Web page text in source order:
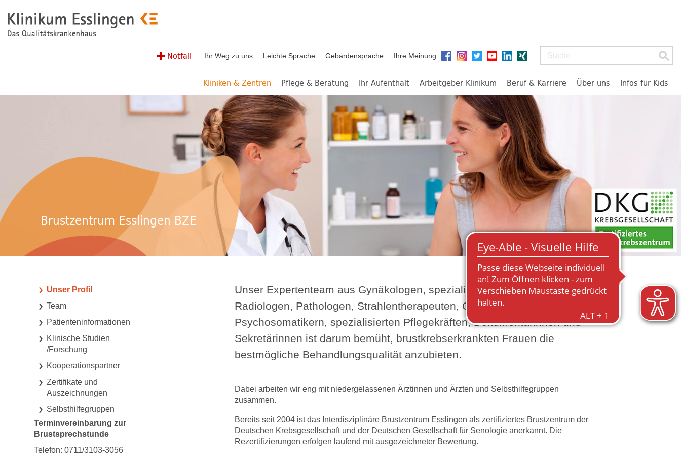
Notfall Ihr Weg zu uns Leichte Sprache Gebärdensprache Ihre Meinung Suchbegriff
Kliniken & Zentren Pflege & Beratung Ihr Aufenthalt Arbeitgeber Klinikum Beruf & Karriere Über uns Infos für Kids
Brustzentrum Esslingen BZE
Unser Profil
Team
Patienteninformationen
Klinische Studien
/Forschung
Kooperationspartner
Zertifikate und
Auszeichnungen
Selbsthilfegruppen
Terminvereinbarung zur
Brustsprechstunde
Telefon: 0711/3103-3056
Unser Expertenteam aus Gynäkologen, spezialisierten Brustoperateuren,
Radiologen, Pathologen, Strahlentherapeuten, Onkologen,
Psychosomatikern, spezialisierten Pflegekräften, Dokumentarinnen und
Sekretärinnen ist darum bemüht, brustkrebserkrankten Frauen die
bestmögliche Behandlungsqualität anzubieten.
Dabei arbeiten wir eng mit niedergelassenen Ärztinnen und Ärzten und Selbsthilfegruppen
zusammen.
Bereits seit 2004 ist das Interdisziplinäre Brustzentrum Esslingen als zertifiziertes Brustzentrum der
Deutschen Krebsgesellschaft und der Deutschen Gesellschaft für Senologie anerkannt. Die
Rezertifizierungen erfolgen laufend mit ausgezeichneter Bewertung.